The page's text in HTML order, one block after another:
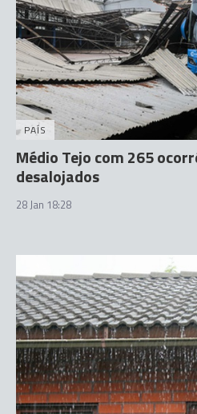
PAÍS
Médio Tejo com 265
desalojados
28 Jan 18:28